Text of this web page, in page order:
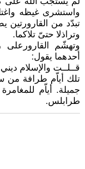
واستشرى غيظه
تبدّد من القارورتين
وتراذلا حتىّ تلاكما.
وتهشّم القارورعلى
أحدهما يقول:
قــلــت والإسلام
تلك أياّم طرافة من
جميلة. أياّم للمغامرة
طرابلس.